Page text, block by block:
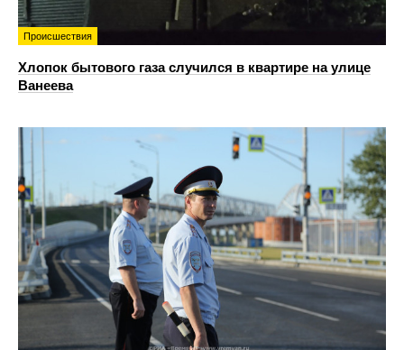
Происшествия
Хлопок бытового газа случился в квартире на улице
Ванеева